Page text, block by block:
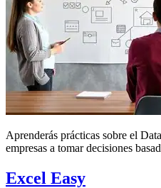
Aprenderás prácticas sobre el
empresas a tomar decisiones
Excel Easy